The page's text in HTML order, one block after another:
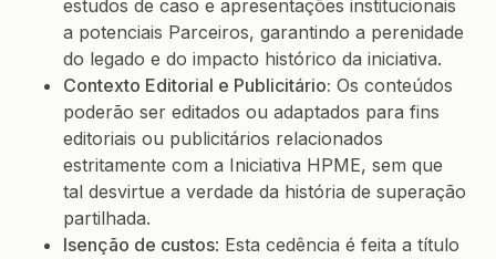
estudos de caso e apresentações institucionais
a potenciais Parceiros, garantindo a perenidade
do legado e do impacto histórico da iniciativa.
Contexto Editorial e Publicitário: Os conteúdos
poderão ser editados ou adaptados para fins
editoriais ou publicitários relacionados
estritamente com a Iniciativa HPME, sem que
tal desvirtue a verdade da história de superação
partilhada.
Isenção de custos: Esta cedência é feita a título